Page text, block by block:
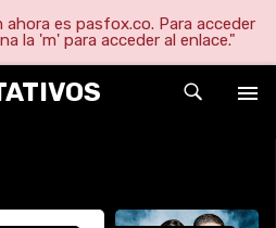
es pasfox.co. Para acceder
la 'm' para acceder al enlace."